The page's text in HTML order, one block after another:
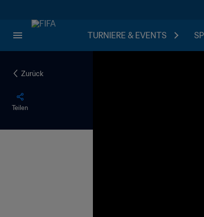
TURNIERE & EVENTS
Zurück
Teilen